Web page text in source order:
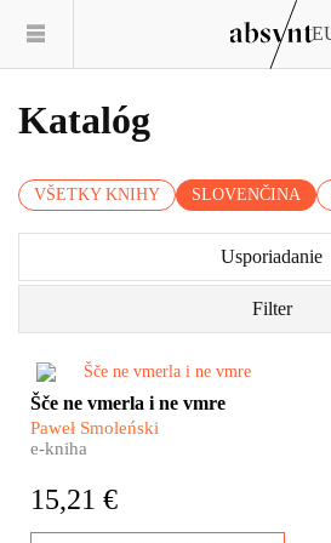
Katalóg
VŠETKY KNIHY SLOVENČINA
Usporiadanie
Filter
Je to vášnivý rozhovor
poľského reportéra Pawła
Smoleńského s Jurijom
Andruchovyčom, ukrajinským
hudobníkom, ktorý spolu s
Šče ne vmerla i ne vmre
Paweł Smoleński
e-kniha
15,21 €